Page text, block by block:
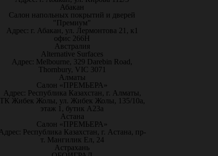
Абакан
Салон напольных покрытий и дверей
"Премиум"
Адрес: г. Абакан, ул. Лермонтова 21, к1
офис 266Н
Австралия
Alternative Surfaces
Адрес: Melbourne, 329 Darebin Road,
Thornbury, VIC 3071
Алматы
Салон «ПРЕМЬЕРА»
Адрес: Республика Казахстан, г. Алматы,
Жибек Жолы, ул. Жибек Жолы, 135/10а,
этаж 1, бутик А23а
Астана
Салон «ПРЕМЬЕРА»
Республика Казахстан, г. Астана, пр-
т. Мангилик Ел, 24
Астрахань